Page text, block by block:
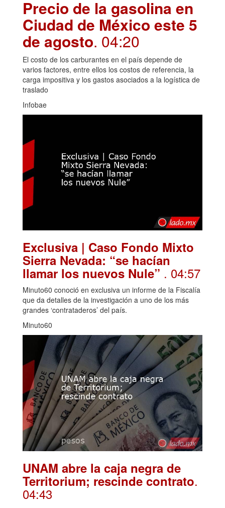
Precio de la gasolina en
Ciudad de México este 5
de agosto. 04:20
El costo de los carburantes en el país depende de
varios factores, entre ellos los costos de referencia, la
carga impositiva y los gastos asociados a la logística de
traslado
Infobae
Exclusiva | Caso Fondo Mixto
Sierra Nevada: “se hacían
llamar los nuevos Nule” . 04:57
Minuto60 conoció en exclusiva un informe de la Fiscalía
que da detalles de la investigación a uno de los más
grandes ‘contrataderos’ del país.
Minuto60
UNAM abre la caja negra de
Territorium; rescinde contrato.
04:43